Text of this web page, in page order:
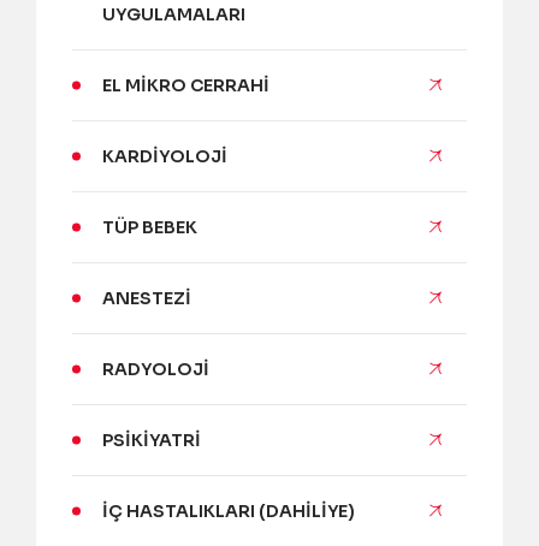
UYGULAMALARI
EL MIKRO CERRAHI
KARDIYOLOJI
TÜP BEBEK
ANESTEZI
RADYOLOJI
PSIKIYATRI
İÇ HASTALIKLARI (DAHILIYE)